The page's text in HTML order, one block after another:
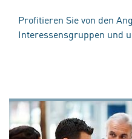
Profitieren Sie von den
Interessensgruppen und